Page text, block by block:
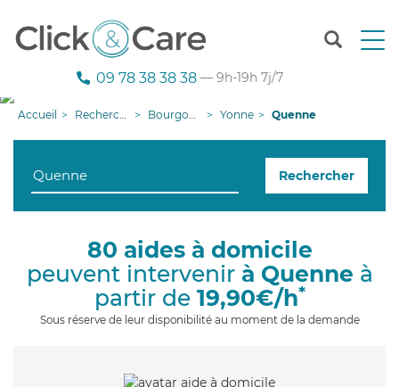
T
n
g
09 78 38 38 38 — 9h-19h 7j/7
Accueil Recherche aide à domicile Bourgogne-Franche-Comté Yonne Quenne
Rechercher
80 aides à domicile
peuvent intervenir à Quenne à
partir de 19,90€/h*
Sous réserve de leur disponibilité au moment de la demande